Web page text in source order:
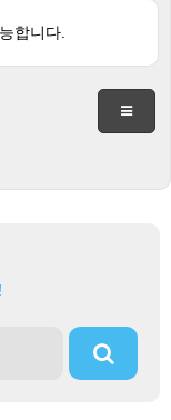
합니다.